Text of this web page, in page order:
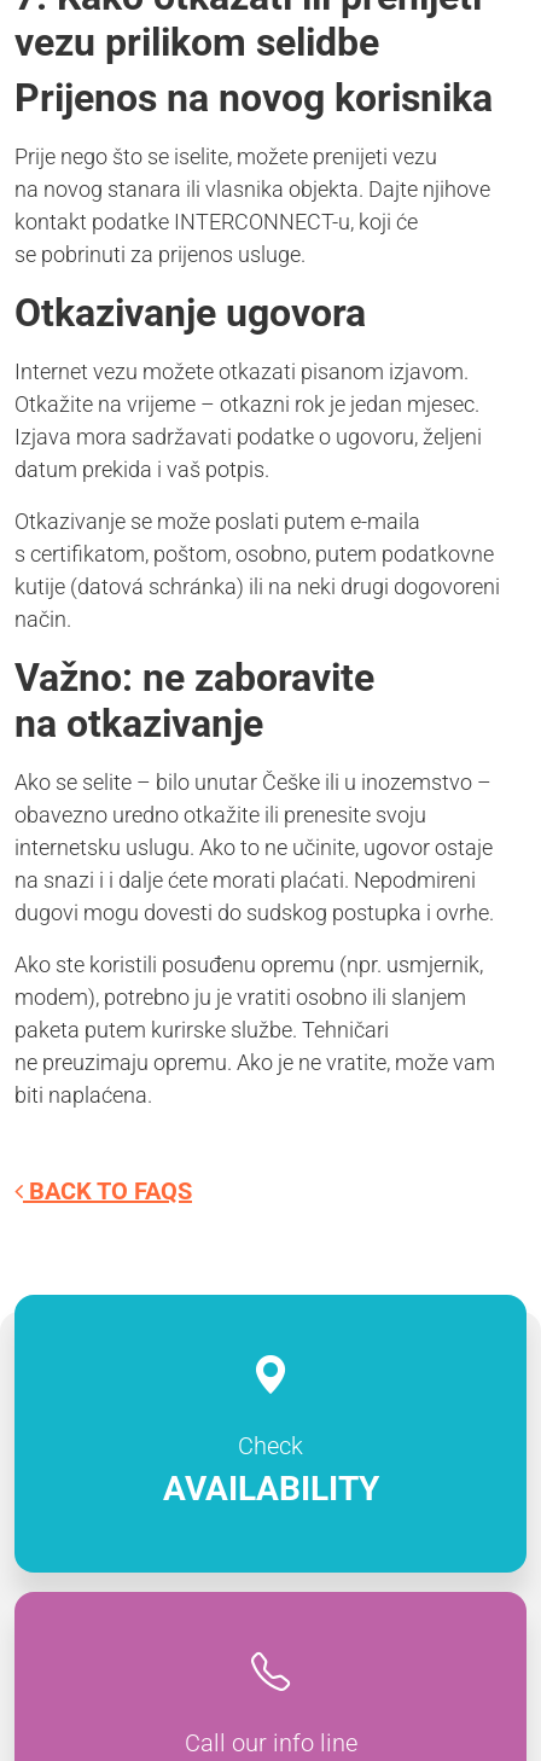
vezu prilikom selidbe
Prijenos na novog korisnika
Prije nego što se iselite, možete prenijeti vezu
na novog stanara ili vlasnika objekta. Dajte njihove
kontakt podatke INTERCONNECT-u, koji će
se pobrinuti za prijenos usluge.
Otkazivanje ugovora
Internet vezu možete otkazati pisanom izjavom.
Otkažite na vrijeme – otkazni rok je jedan mjesec.
Izjava mora sadržavati podatke o ugovoru, željeni
datum prekida i vaš potpis.
Otkazivanje se može poslati putem e-maila
s certifikatom, poštom, osobno, putem podatkovne
kutije (datová schránka) ili na neki drugi dogovoreni
način.
Važno: ne zaboravite
na otkazivanje
Ako se selite – bilo unutar Češke ili u inozemstvo –
obavezno uredno otkažite ili prenesite svoju
internetsku uslugu. Ako to ne učinite, ugovor ostaje
na snazi i i dalje ćete morati plaćati. Nepodmireni
dugovi mogu dovesti do sudskog postupka i ovrhe.
Ako ste koristili posuđenu opremu (npr. usmjernik,
modem), potrebno ju je vratiti osobno ili slanjem
paketa putem kurirske službe. Tehničari
ne preuzimaju opremu. Ako je ne vratite, može vam
biti naplaćena.
BACK TO FAQS
Check
AVAILABILITY
Call our info line